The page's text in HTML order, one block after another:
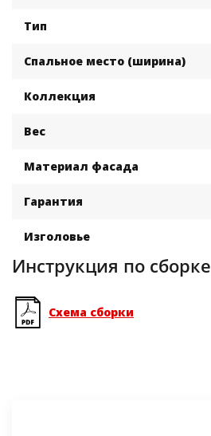
Тип
Спальное место (ширина)
Коллекция
Вес
Материал фасада
Гарантия
Изголовье
Инструкция по сборке
Схема сборки